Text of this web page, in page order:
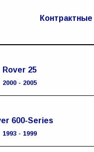
Rover 25
2000 - 2005
600-Series
1993 - 1999